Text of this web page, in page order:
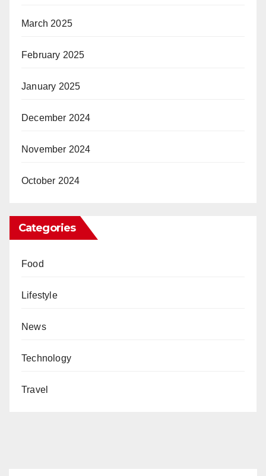
March 2025
February 2025
January 2025
December 2024
November 2024
October 2024
Categories
Food
Lifestyle
News
Technology
Travel